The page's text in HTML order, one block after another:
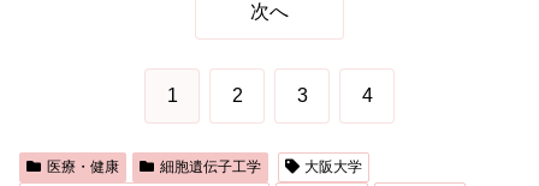
次へ
1 2 3 4
医療・健康 細胞遺伝子工学
大阪大学